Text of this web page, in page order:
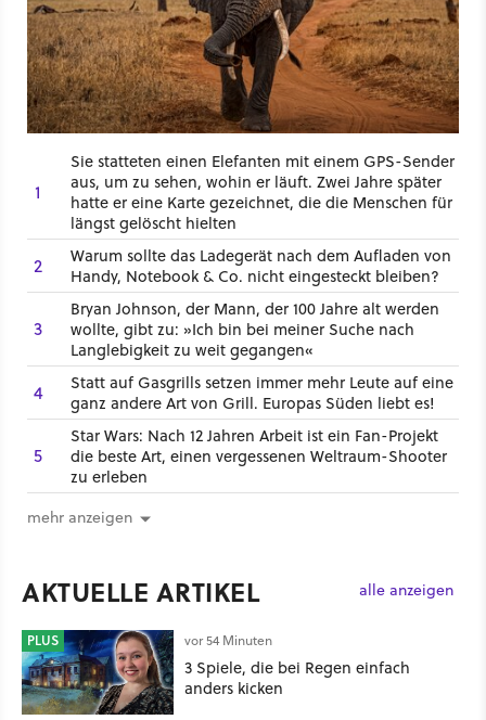
1
Sie statteten einen Elefanten mit einem GPS-Sender
aus, um zu sehen, wohin er läuft. Zwei Jahre später
hatte er eine Karte gezeichnet, die die Menschen für
längst gelöscht hielten
2
Warum sollte das Ladegerät nach dem Aufladen von
Handy, Notebook & Co. nicht eingesteckt bleiben?
3
Bryan Johnson, der Mann, der 100 Jahre alt werden
wollte, gibt zu: »Ich bin bei meiner Suche nach
Langlebigkeit zu weit gegangen«
4
Statt auf Gasgrills setzen immer mehr Leute auf eine
ganz andere Art von Grill. Europas Süden liebt es!
5
Star Wars: Nach 12 Jahren Arbeit ist ein Fan-Projekt
die beste Art, einen vergessenen Weltraum-Shooter
zu erleben
mehr anzeigen
AKTUELLE ARTIKEL alle anzeigen
PLUS vor 54 Minuten
3 Spiele, die bei Regen einfach
anders kicken